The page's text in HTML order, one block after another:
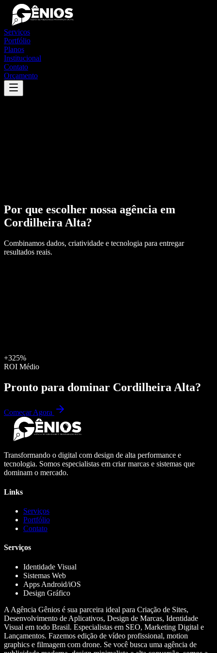
Serviços
Portfólio
Planos
Institucional
Contato
Orçamento
Por que escolher nossa agência em
Cordilheira Alta?
Combinamos dados, criatividade e tecnologia para entregar
resultados reais.
+325%
ROI Médio
Pronto para dominar Cordilheira Alta?
Começar Agora
Transformando o digital com design de alta performance e
tecnologia. Somos especialistas em criar marcas e sistemas que
dominam o mercado.
Links
Serviços
Portfólio
Contato
Serviços
Identidade Visual
Sistemas Web
Apps Android/iOS
Design Gráfico
A Agência Gênios é sua parceira ideal para Criação de Sites,
Desenvolvimento de Aplicativos, Design de Marcas, Identidade
Visual em todo Brasil. Especialistas em SEO, Marketing Digital e
Lançamentos. Fazemos edição de vídeo profissional, motion
graphics e filmagem com drone. Se você busca uma agência de